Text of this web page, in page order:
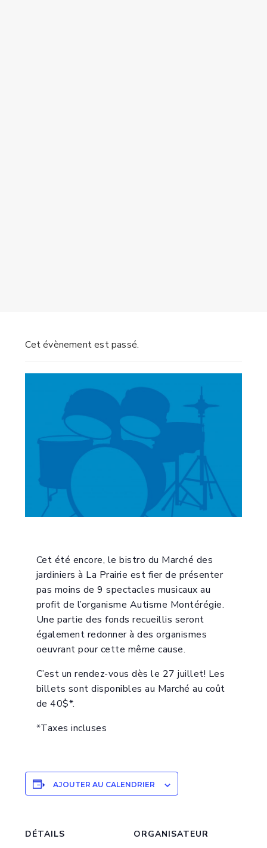
Cet évènement est passé.
Cet été encore, le bistro du Marché des
jardiniers à La Prairie est fier de présenter
pas moins de 9 spectacles musicaux au
profit de l’organisme Autisme Montérégie.
Une partie des fonds recueillis seront
également redonner à des organismes
oeuvrant pour cette même cause.
C’est un rendez-vous dès le 27 juillet! Les
billets sont disponibles au Marché au coût
de 40$*.
*Taxes incluses
AJOUTER AU CALENDRIER
DÉTAILS ORGANISATEUR